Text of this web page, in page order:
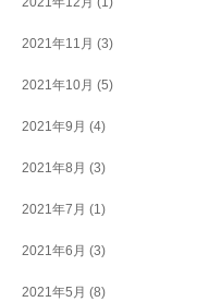
2021年11月 (3)
2021年10月 (5)
2021年9月 (4)
2021年8月 (3)
2021年7月 (1)
2021年6月 (3)
2021年5月 (8)